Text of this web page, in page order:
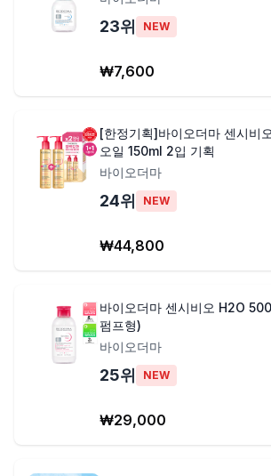
23위 NEW
₩7,600
[한정기획]바이오더마 센시비
오일 150ml 2입 기획
바이오더마
24위 NEW
₩44,800
바이오더마 센시비오 H2O
펌프형)
바이오더마
25위 NEW
₩29,000